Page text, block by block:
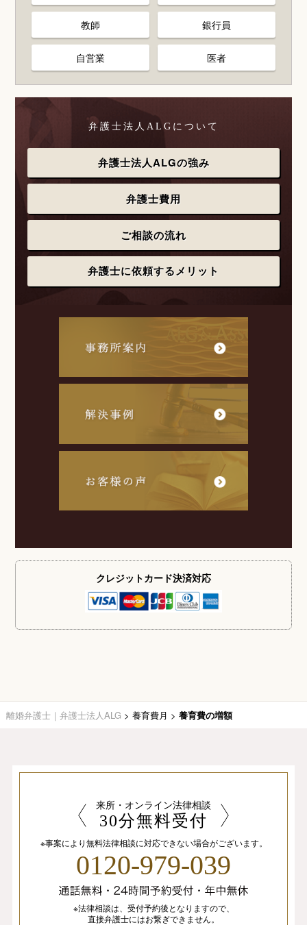
教師 銀行員
自営業 医者
弁護士法人ALGについて
弁護士法人ALGの強み
弁護士費用
ご相談の流れ
弁護士に依頼するメリット
クレジットカード決済対応
離婚弁護士｜弁護士法人ALG > 養育費月 > 養育費の増額
来所・オンライン法律相談
30分無料受付
※事案により無料法律相談に対応できない場合がございます。
0120-979-039
※法律相談は、 受付予約後となりますので、
直接弁護士にはお繋ぎできません。